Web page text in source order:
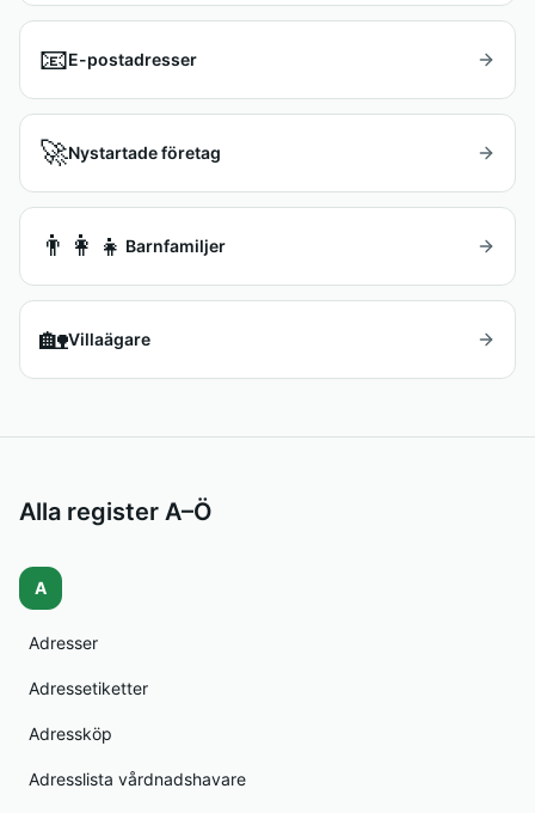
📧E-postadresser
🚀Nystartade företag
👨‍👩‍👧 Barnfamiljer
🏡Villaägare
Alla register A–Ö
A
Adresser
Adressetiketter
Adressköp
Adresslista vårdnadshavare